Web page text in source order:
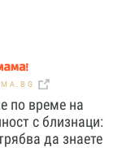
по време на
с близнаци:
да знаете